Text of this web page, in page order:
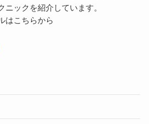
ニックを紹介しています。
はこちらから